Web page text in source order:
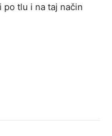
tlu i na taj način